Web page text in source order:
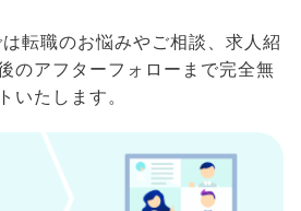
転職のお悩みやご相談、求人紹
のアフターフォローまで完全無
いたします。